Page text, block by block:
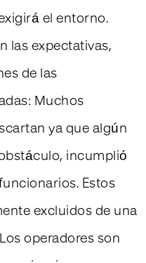
el entorno.
las expectativas,
de las
Muchos
ya que algún
incumplió
Estos
excluidos de una
operadores son